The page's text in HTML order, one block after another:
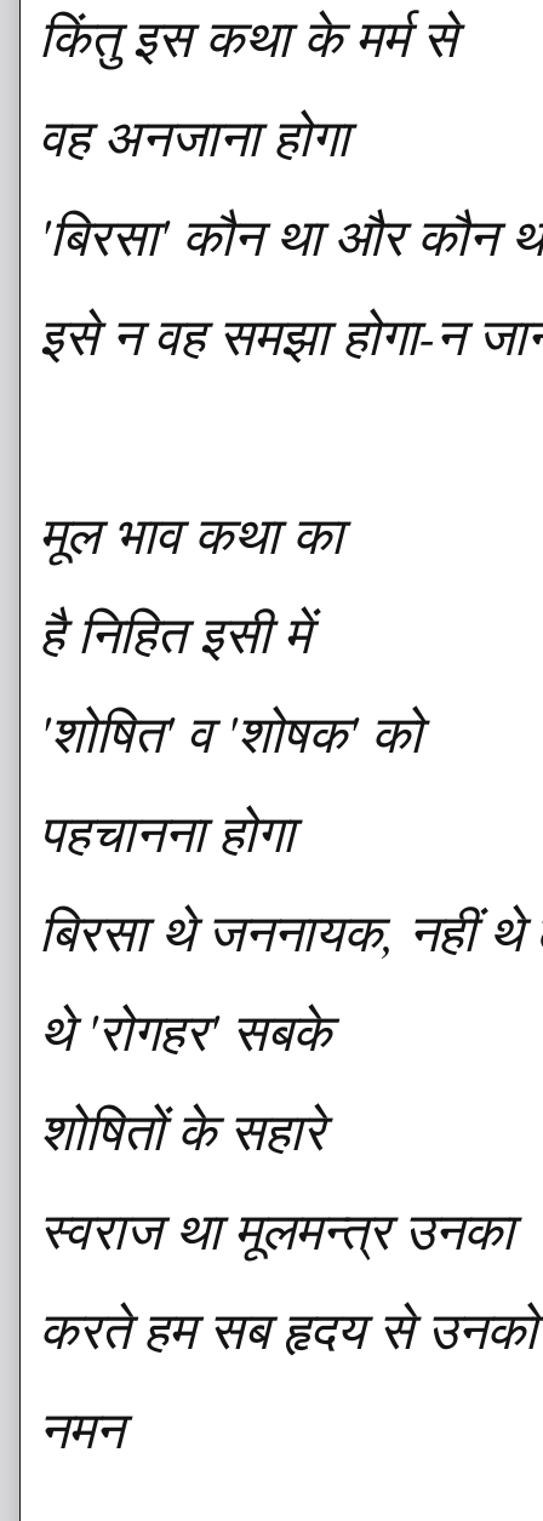
किंतु इस कथा के मर्म से
वह अनजाना होगा
'बिरसा' कौन था और कौन
इसे न वह समझा होगा-न
मूल भाव कथा का
है निहित इसी में
'शोषित' व 'शोषक' को
पहचानना होगा
बिरसा थे जननायक, नहीं
थे 'रोगहर' सबके
शोषितों के सहारे
स्वराज था मूलमन्त्र उनका
करते हम सब हृदय से
नमन